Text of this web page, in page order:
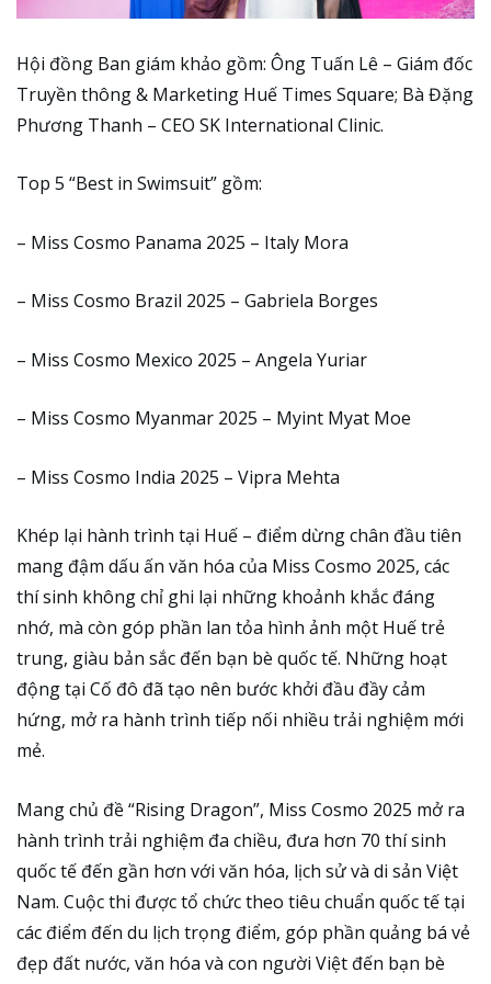
Hội đồng Ban giám khảo gồm: Ông Tuấn Lê – Giám đốc
Truyền thông & Marketing Huế Times Square; Bà Đặng
Phương Thanh – CEO SK International Clinic.
Top 5 “Best in Swimsuit” gồm:
– Miss Cosmo Panama 2025 – Italy Mora
– Miss Cosmo Brazil 2025 – Gabriela Borges
– Miss Cosmo Mexico 2025 – Angela Yuriar
– Miss Cosmo Myanmar 2025 – Myint Myat Moe
– Miss Cosmo India 2025 – Vipra Mehta
Khép lại hành trình tại Huế – điểm dừng chân đầu tiên
mang đậm dấu ấn văn hóa của Miss Cosmo 2025, các
thí sinh không chỉ ghi lại những khoảnh khắc đáng
nhớ, mà còn góp phần lan tỏa hình ảnh một Huế trẻ
trung, giàu bản sắc đến bạn bè quốc tế. Những hoạt
động tại Cố đô đã tạo nên bước khởi đầu đầy cảm
hứng, mở ra hành trình tiếp nối nhiều trải nghiệm mới
mẻ.
Mang chủ đề “Rising Dragon”, Miss Cosmo 2025 mở ra
hành trình trải nghiệm đa chiều, đưa hơn 70 thí sinh
quốc tế đến gần hơn với văn hóa, lịch sử và di sản Việt
Nam. Cuộc thi được tổ chức theo tiêu chuẩn quốc tế tại
các điểm đến du lịch trọng điểm, góp phần quảng bá vẻ
đẹp đất nước, văn hóa và con người Việt đến bạn bè